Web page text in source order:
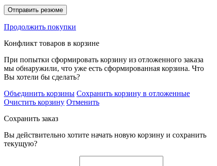
Отправить резюме
Продолжить покупки
Конфликт товаров в корзине
При попытки сформировать корзину из отложенного заказа
мы обнаружили, что уже есть сформированная корзина. Что
Вы хотели бы сделать?
Объединить корзины Сохранить корзину в отложенные
Очистить корзину Отменить
Сохранить заказ
Вы действительно хотите начать новую корзину и сохранить
текущую?